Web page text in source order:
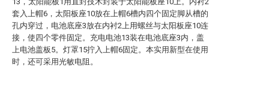
套入上帽6，太阳板座10放在上帽6槽内四个固定脚从槽的
孔内穿过，电池底座3放在内衬2上用螺丝与太阳板座10连
接，使四个零件固定。充电电池13装在电池底座3内，盖
上电池盖板5。灯罩15拧入上帽6固定。本实用新型在使用
时，还可采用光敏电阻。